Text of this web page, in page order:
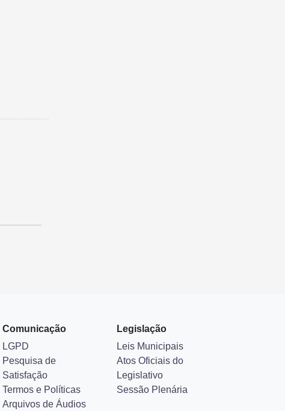
Comunicação
LGPD
Pesquisa de
Satisfação
Termos e Políticas
Arquivos de Áudios
Legislação
Leis Municipais
Atos Oficiais do
Legislativo
Sessão Plenária